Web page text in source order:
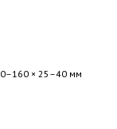
× 25–40 мм